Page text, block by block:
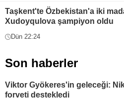
Taşkent'te Özbekistan'a iki
Xudoyqulova şampiyon oldu
Dün 22:24
Son haberler
Viktor Gyökeres'in geleceği:
forveti destekledi